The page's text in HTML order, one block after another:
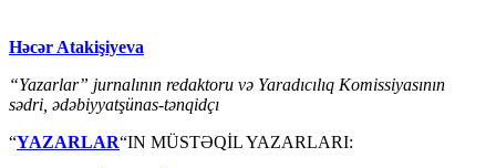
Həcər Atakişiyeva
“Yazarlar” jurnalının redaktoru və Yaradıcılıq Komissiyasının
sədri, ədəbiyyatşünas-tənqidçı
“YAZARLAR“IN MÜSTƏQİL YAZARLARI: